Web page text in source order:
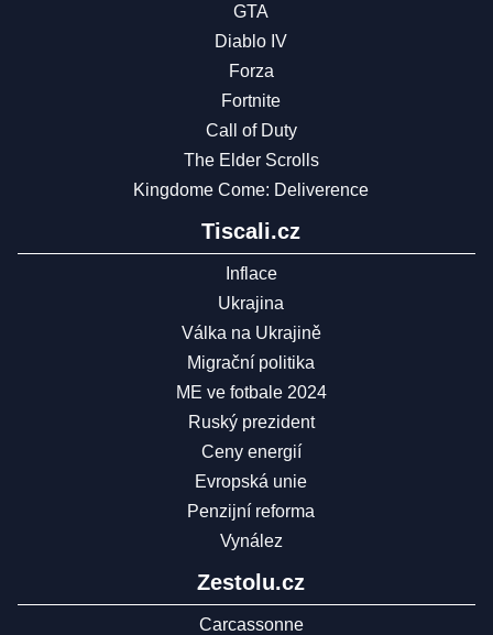
GTA
Diablo IV
Forza
Fortnite
Call of Duty
The Elder Scrolls
Kingdome Come: Deliverence
Tiscali.cz
Inflace
Ukrajina
Válka na Ukrajině
Migrační politika
ME ve fotbale 2024
Ruský prezident
Ceny energií
Evropská unie
Penzijní reforma
Vynález
Zestolu.cz
Carcassonne